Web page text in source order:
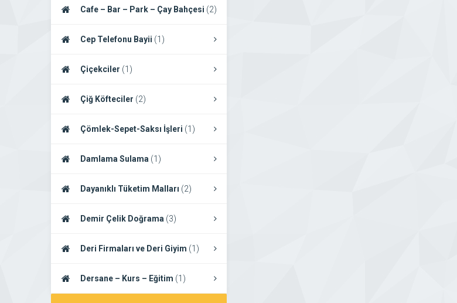
Firmaları(2)
Cafe – Bar – Park – Çay Bahçesi (2)
Cep Telefonu Bayii (1)
Çiçekciler (1)
Çiğ Köfteciler (2)
Çömlek-Sepet-Saksı İşleri (1)
Damlama Sulama (1)
Dayanıklı Tüketim Malları (2)
Demir Çelik Doğrama (3)
Deri Firmaları ve Deri Giyim (1)
Dersane – Kurs – Eğitim (1)